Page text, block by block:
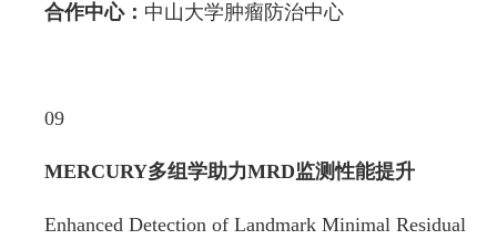
合作中心： 中山大学肿瘤防治中心
09
MERCURY多组学助力MRD监测性能提升
Enhanced Detection of Landmark Minimal Residual